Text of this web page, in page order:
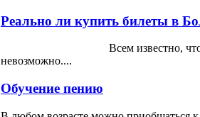
Реально ли купить билеты в
Всем известно, что попасть в
невозможно....
Обучение пению